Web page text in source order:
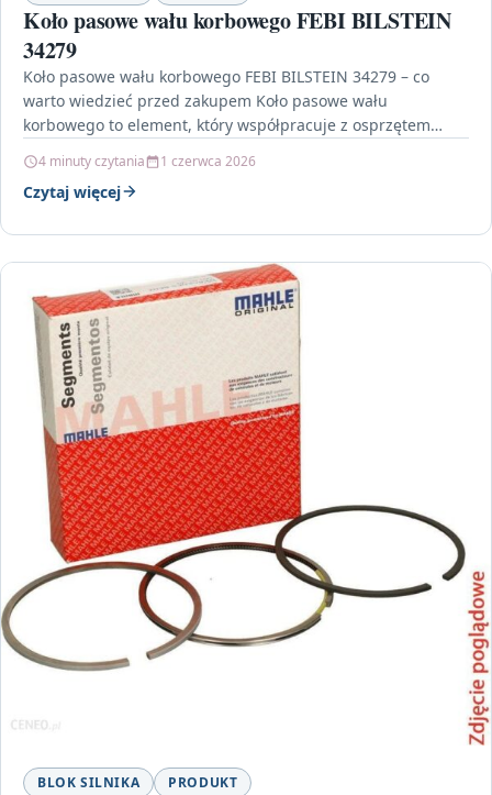
Koło pasowe wału korbowego FEBI BILSTEIN
34279
Koło pasowe wału korbowego FEBI BILSTEIN 34279 – co
warto wiedzieć przed zakupem Koło pasowe wału
korbowego to element, który współpracuje z osprzętem
4 minuty czytania 1 czerwca 2026
Czytaj więcej
BLOK SILNIKA PRODUKT